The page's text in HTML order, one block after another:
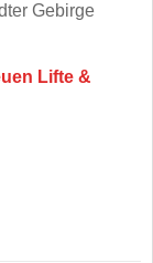
Gebirge
Lifte &